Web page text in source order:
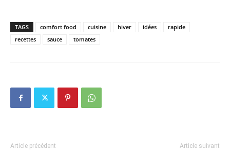
TAGS comfort food cuisine hiver idées
rapide
recettes
sauce tomates
Article précédent Article suivant